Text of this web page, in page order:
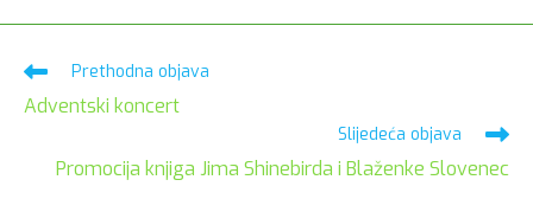
Pročitaj
više
članaka
Prethodna objava
Adventski koncert
Slijedeća objava
Promocija knjiga Jima Shinebirda i Blaženke Slovenec